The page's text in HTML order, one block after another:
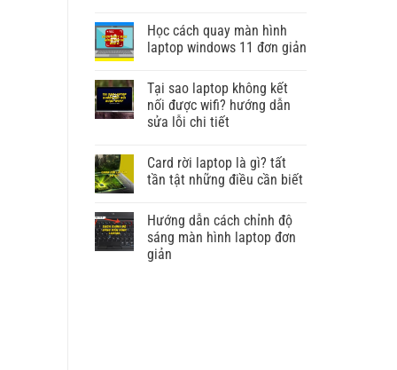
Học cách quay màn hình
laptop windows 11 đơn giản
Tại sao laptop không kết
nối được wifi? hướng dẫn
sửa lỗi chi tiết
Card rời laptop là gì? tất
tần tật những điều cần biết
Hướng dẫn cách chỉnh độ
sáng màn hình laptop đơn
giản